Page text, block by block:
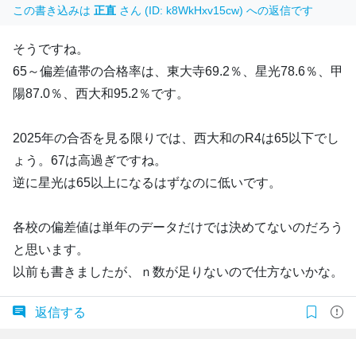
この書き込みは 正直 さん (ID: k8WkHxv15cw) への返信です
そうですね。
65～偏差値帯の合格率は、東大寺69.2％、星光78.6％、甲
陽87.0％、西大和95.2％です。
2025年の合否を見る限りでは、西大和のR4は65以下でし
ょう。67は高過ぎですね。
逆に星光は65以上になるはずなのに低いです。
各校の偏差値は単年のデータだけでは決めてないのだろう
と思います。
以前も書きましたが、ｎ数が足りないので仕方ないかな。
返信する